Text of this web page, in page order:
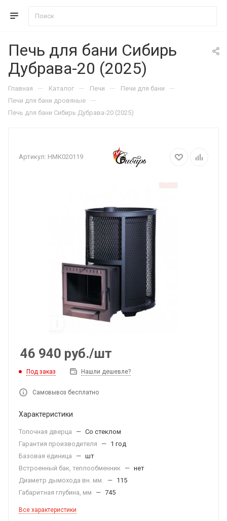
Печь для бани Сибирь
Дубрава-20 (2025)
Главная — Каталог — Печи — Печи для бани —
Печи для бани дровяные —
Печь для бани Сибирь Дубрава-20 (2025)
Артикул: НМК020119
46 940 руб./шт
Под заказ Нашли дешевле?
Самовывоз бесплатно
Характеристики
Топочная дверца — Со стеклом
Гарантия производителя
— 1 год
Базовая единица
— шт
Встроенный бак, теплообменник — нет
Диаметр дымохода вн. мм.
— 115
Габаритная глубина, мм
— 745
Все характеристики